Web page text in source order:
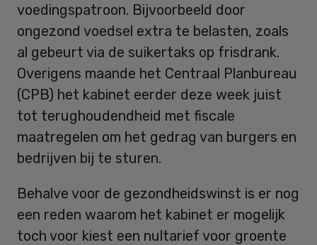
voedingspatroon. Bijvoorbeeld door
ongezond voedsel extra te belasten, zoals
al gebeurt via de suikertaks op frisdrank.
Overigens maande het Centraal Planbureau
(CPB) het kabinet eerder deze week juist
tot terughoudendheid met fiscale
maatregelen om het gedrag van burgers en
bedrijven bij te sturen.
Behalve voor de gezondheidswinst is er nog
een reden waarom het kabinet er mogelijk
toch voor kiest een nultarief voor groente